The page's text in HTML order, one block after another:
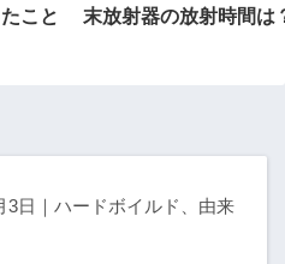
こと
末放射器の放射時間は
3日｜ハードボイルド、由来